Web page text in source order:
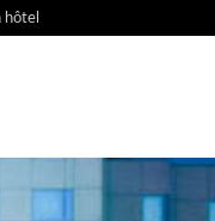
hôtel